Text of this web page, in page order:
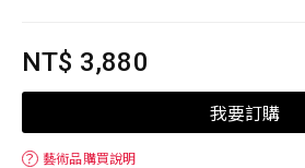
NT$ 3,880
我要訂購
？ 藝術品購買說明